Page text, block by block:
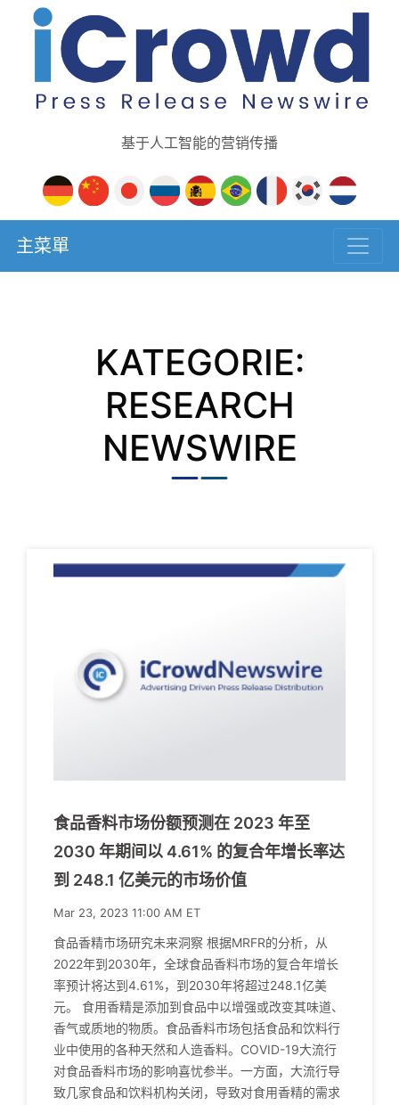
基于人工智能的营销传播
主菜單
KATEGORIE:
RESEARCH
NEWSWIRE
食品香料市场份额预测在 2023 年至
2030 年期间以 4.61% 的复合年增长率达
到 248.1 亿美元的市场价值
Mar 23, 2023 11:00 AM ET
食品香精市场研究未来洞察 根据MRFR的分析，从
2022年到2030年，全球食品香料市场的复合年增长
率预计将达到4.61%，到2030年将超过248.1亿美
元。 食用香精是添加到食品中以增强或改变其味道、
香气或质地的物质。食品香料市场包括食品和饮料行
业中使用的各种天然和人造香料。COVID-19大流行
对食品香料市场的影响喜忧参半。一方面，大流行导
致几家食品和饮料机构关闭，导致对食用香精的需求